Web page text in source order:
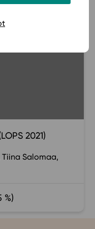
2021)
Tiina Salomaa
%)